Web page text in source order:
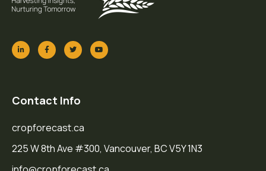
Contact Info
cropforecast.ca
225 W 8th Ave #300, Vancouver, BC V5Y 1N3